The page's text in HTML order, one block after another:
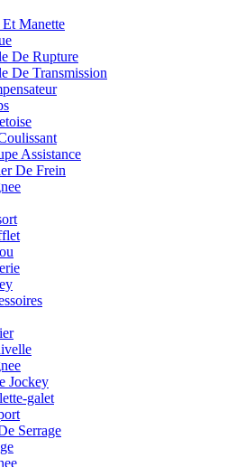
Manette
De Rupture
De Transmission
Assistance
De Frein
Jockey
galet
Serrage